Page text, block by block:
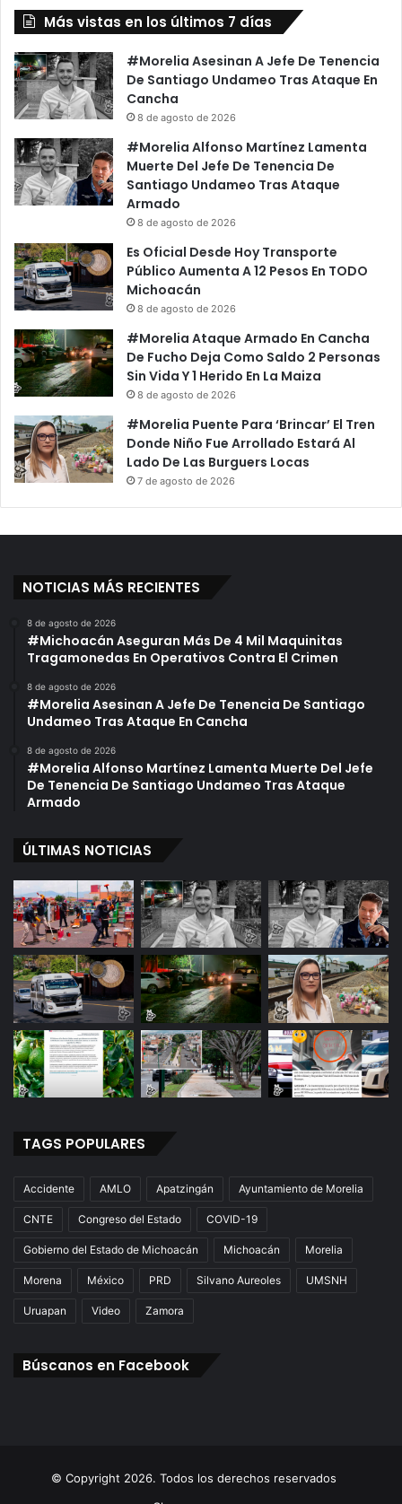
Más vistas en los últimos 7 días
#Morelia Asesinan A Jefe De Tenencia
De Santiago Undameo Tras Ataque En
Cancha
8 de agosto de 2026
#Morelia Alfonso Martínez Lamenta
Muerte Del Jefe De Tenencia De
Santiago Undameo Tras Ataque
Armado
8 de agosto de 2026
Es Oficial Desde Hoy Transporte
Público Aumenta A 12 Pesos En TODO
Michoacán
8 de agosto de 2026
#Morelia Ataque Armado En Cancha
De Fucho Deja Como Saldo 2 Personas
Sin Vida Y 1 Herido En La Maiza
8 de agosto de 2026
#Morelia Puente Para ‘Brincar’ El Tren
Donde Niño Fue Arrollado Estará Al
Lado De Las Burguers Locas
7 de agosto de 2026
NOTICIAS MÁS RECIENTES
8 de agosto de 2026
#Michoacán Aseguran Más De 4 Mil Maquinitas
Tragamonedas En Operativos Contra El Crimen
8 de agosto de 2026
#Morelia Asesinan A Jefe De Tenencia De Santiago
Undameo Tras Ataque En Cancha
8 de agosto de 2026
#Morelia Alfonso Martínez Lamenta Muerte Del Jefe
De Tenencia De Santiago Undameo Tras Ataque
Armado
ÚLTIMAS NOTICIAS
TAGS POPULARES
Accidente AMLO Apatzingán Ayuntamiento de Morelia
CNTE Congreso del Estado COVID-19
Gobierno del Estado de Michoacán Michoacán Morelia
Morena México PRD Silvano Aureoles UMSNH
Uruapan Video Zamora
Búscanos en Facebook
© Copyright 2026. Todos los derechos reservados